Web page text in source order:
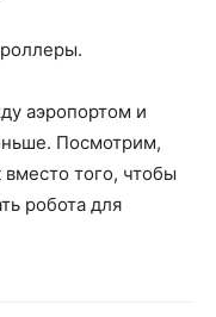
аэропортом и
Посмотрим,
того, чтобы
робота для